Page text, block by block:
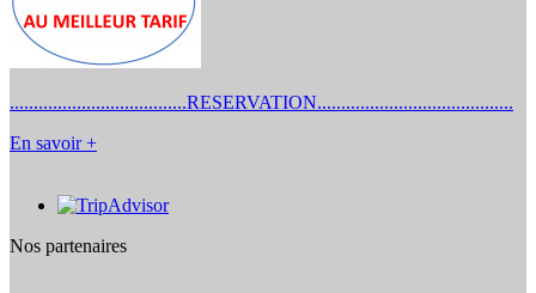
.....................................RESERVATION.........................................
En savoir +
Nos partenaires